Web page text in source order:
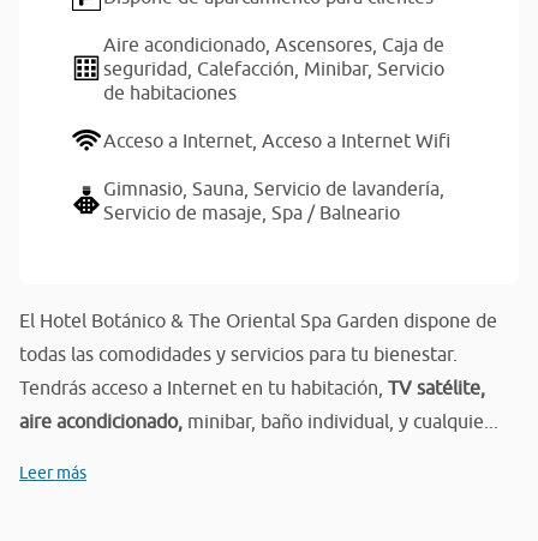
Aire acondicionado, Ascensores, Caja de
seguridad, Calefacción, Minibar, Servicio
de habitaciones
Acceso a Internet, Acceso a Internet Wifi
Gimnasio, Sauna, Servicio de lavandería,
Servicio de masaje, Spa / Balneario
El Hotel Botánico & The Oriental Spa Garden dispone de
todas las comodidades y servicios para tu bienestar.
Tendrás acceso a Internet en tu habitación, TV satélite,
aire acondicionado, minibar, baño individual, y cualquie...
Leer más